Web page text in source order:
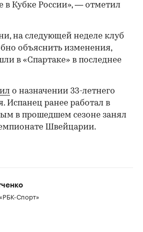
в Кубке России», — отметил
на следующей неделе клуб
объяснить изменения,
в «Спартаке» в последнее
о назначении 33-летнего
Испанец ранее работал в
в прошедшем сезоне занял
Швейцарии.
Спорт»